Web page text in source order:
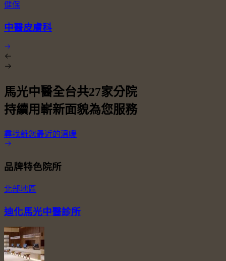
健保
中醫皮膚科
馬光中醫全台共27家分院
持續用嶄新面貌為您服務
尋找離您最近的溫暖
品牌特色院所
北部地區
迪化馬光中醫診所